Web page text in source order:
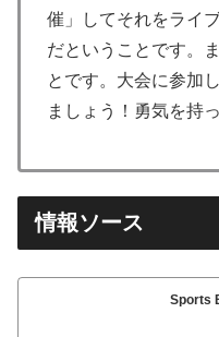
催」してそれをライ
だということです。
とです。大会に参加
ましょう！勇気を持
情報ソース
Sports